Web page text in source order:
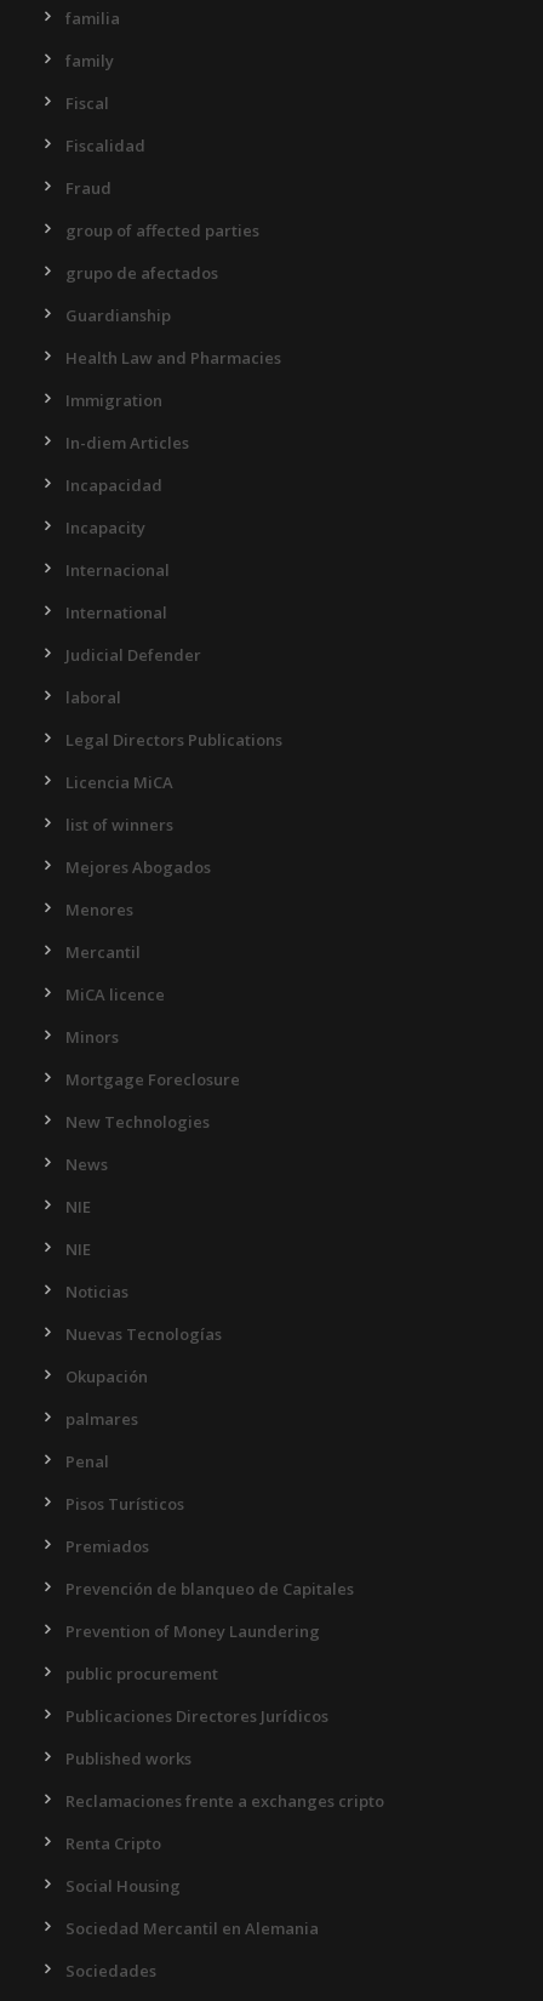
familia
family
Fiscal
Fiscalidad
Fraud
group of affected parties
grupo de afectados
Guardianship
Health Law and Pharmacies
Immigration
In-diem Articles
Incapacidad
Incapacity
Internacional
International
Judicial Defender
laboral
Legal Directors Publications
Licencia MiCA
list of winners
Mejores Abogados
Menores
Mercantil
MiCA licence
Minors
Mortgage Foreclosure
New Technologies
News
NIE
NIE
Noticias
Nuevas Tecnologías
Okupación
palmares
Penal
Pisos Turísticos
Premiados
Prevención de blanqueo de Capitales
Prevention of Money Laundering
public procurement
Publicaciones Directores Jurídicos
Published works
Reclamaciones frente a exchanges cripto
Renta Cripto
Social Housing
Sociedad Mercantil en Alemania
Sociedades